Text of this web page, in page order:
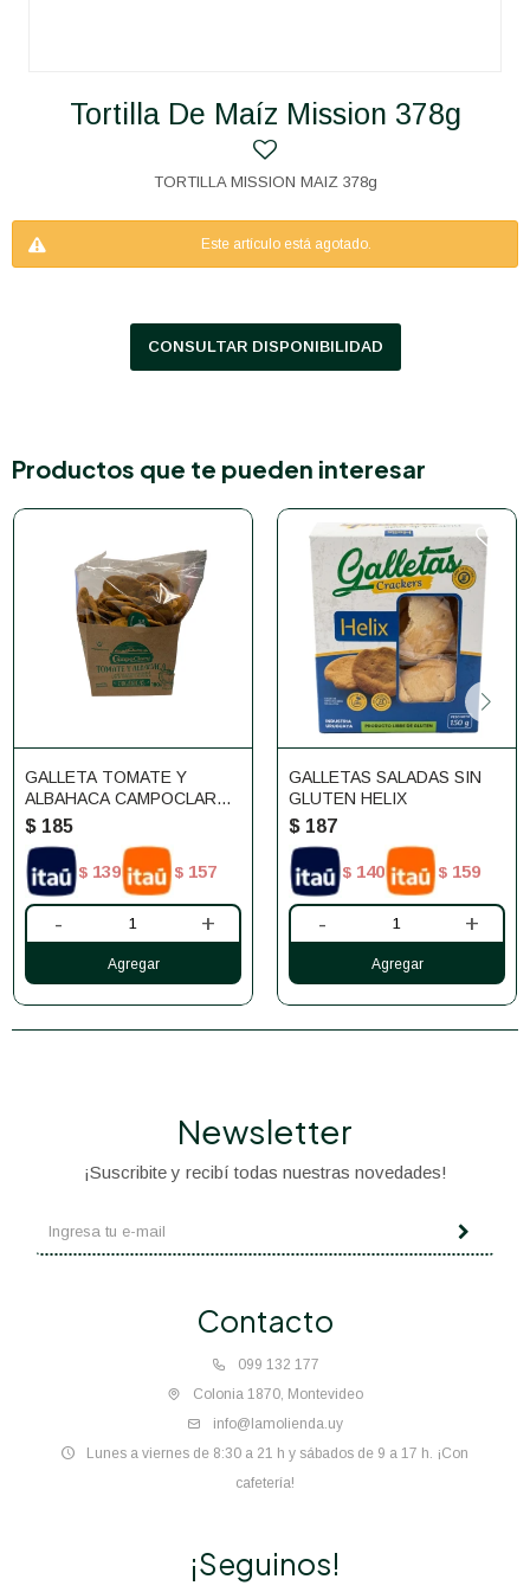
Tortilla De Maíz Mission 378g
TORTILLA MISSION MAIZ 378g
Este artículo está agotado.
CONSULTAR DISPONIBILIDAD
Productos que te pueden interesar
GALLETA TOMATE Y
ALBAHACA CAMPOCLARO
180 GR
$ 185
$ 139 $ 157
- +
GALLETAS SALADAS SIN
GLUTEN HELIX
$ 187
$ 140 $ 159
- +
Contacto
099 132 177
Colonia 1870, Montevideo
info@lamolienda.uy
Lunes a viernes de 8:30 a 21 h y sábados de 9 a 17 h. ¡Con
cafetería!
Newsletter
¡Suscribite y recibí todas nuestras novedades!
¡Seguinos!